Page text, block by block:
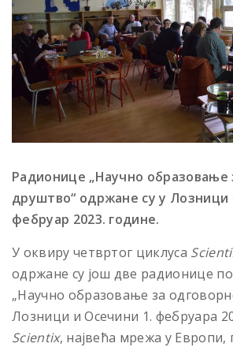
Радионице „Научно образовање
друштво“ одржане су у Лозници
фебруар 2023. године.
У оквиру четвртог циклуса
одржане су још две радионице
„Научно образовање за
Лозници и Осечини 1. фебруарa
Scientix, највећа мрежа у Европи,